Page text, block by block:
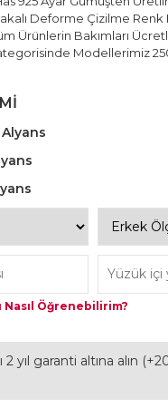
Deforme Çizilme Renk
Ürünlerin Bakımları
Modellerimiz
Kolye ve Bileklik
Öğrenebilirim?
2 yıl garanti altına alın